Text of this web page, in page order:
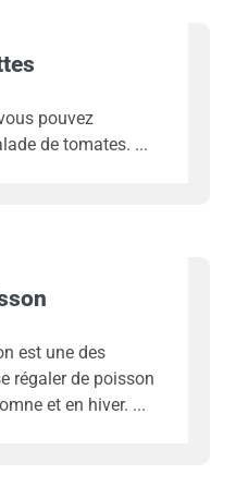
pouvez
de tomates.
est une des
régaler de poisson
et en hiver.